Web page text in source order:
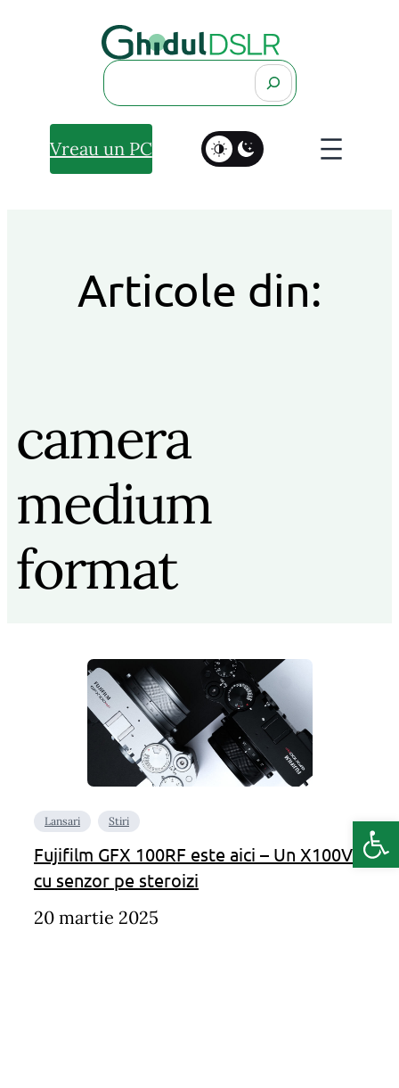
Search
Vreau un PC
Articole din:
camera
medium
format
Lansari Stiri
Fujifilm GFX 100RF este aici – Un X100VI
cu senzor pe steroizi
20 martie 2025